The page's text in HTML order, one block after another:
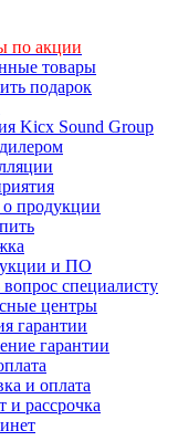
по акции
товары
подарок
Kicx Sound Group
продукции
и ПО
вопрос специалисту
центры
гарантии
гарантии
и оплата
и рассрочка